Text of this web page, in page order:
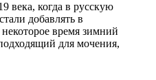
когда в русскую
добавлять в
время зимний
для мочения,